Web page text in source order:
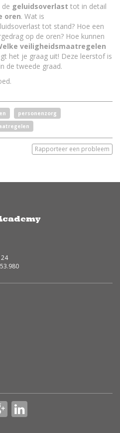
geluidsoverlast tot in detail
oren. Wat is
tot stand? Hoe een
op de oren? Hoe kunnen
veiligheidsmaatregelen
het je graag uit! Deze leerstof is
de tweede graad.
personenzorg
Rapporteer een probleem